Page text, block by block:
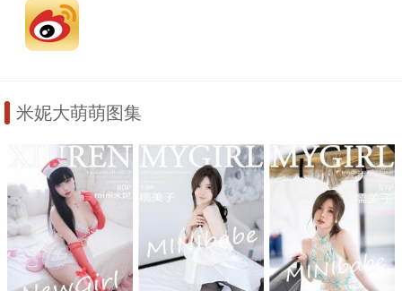
米妮大萌萌图集